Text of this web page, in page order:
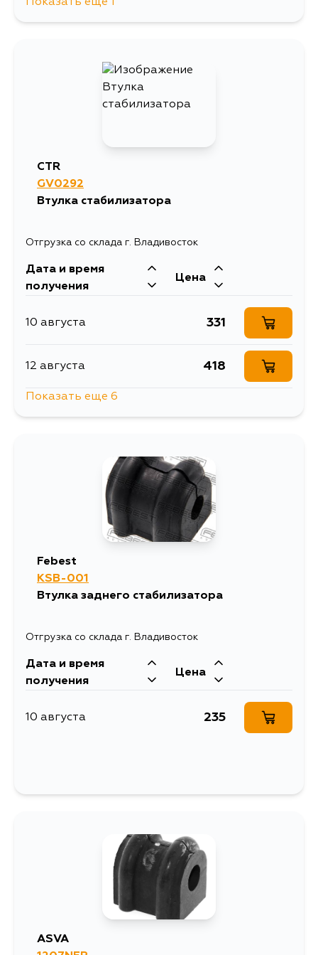
CTR
GV0292
Втулка стабилизатора
Отгрузка со склада г. Владивосток
Дата и время
получения
Цена
10 августа 331
12 августа 418
343
5 сентября
Показать еще 6
Febest
KSB-001
Втулка заднего стабилизатора
Отгрузка со склада г. Владивосток
Дата и время
получения
Цена
10 августа 235
ASVA